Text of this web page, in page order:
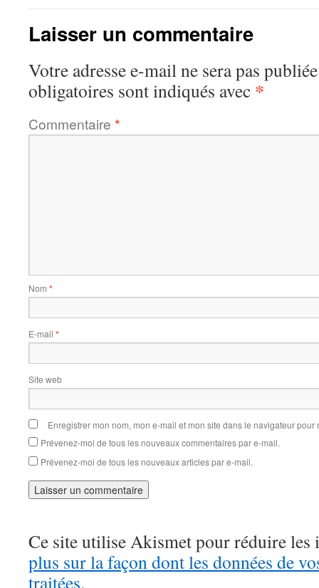
Laisser un commentaire
Votre adresse e-mail ne sera pas
obligatoires sont indiqués avec *
Commentaire *
Nom *
E-mail *
Site web
Enregistrer mon nom, mon e-mail et mon site dans le navigateur
Prévenez-moi de tous les nouveaux commentaires par e-mail.
Prévenez-moi de tous les nouveaux articles par e-mail.
Ce site utilise Akismet pour réduire les
plus sur la façon dont les données de
traitées.